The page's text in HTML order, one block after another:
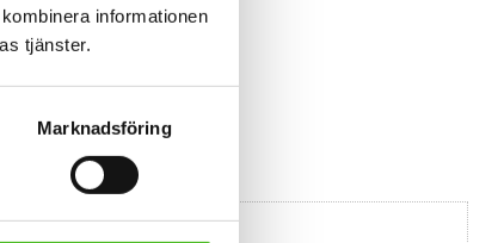
informationen
tjänster.
Marknadsföring